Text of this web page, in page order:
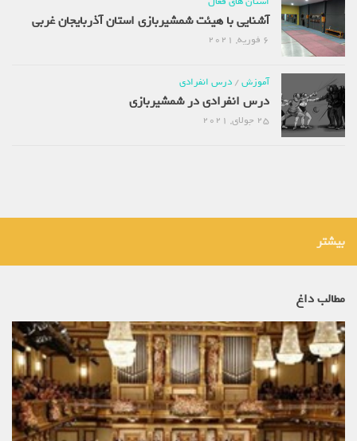
آشنایی با هیئت شمشیربازی استان آذربایجان غربی
6 فوریه, 2021
آموزش/ درس انفرادی
درس انفرادی در شمشیربازی
25 جولای, 2021
بیشتر
مطالب داغ